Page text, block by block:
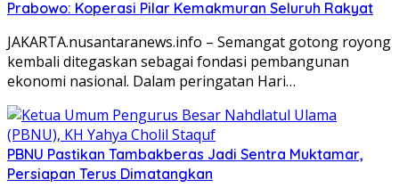
Prabowo: Koperasi Pilar Kemakmuran Seluruh Rakyat
JAKARTA.nusantaranews.info – Semangat gotong royong
kembali ditegaskan sebagai fondasi pembangunan
ekonomi nasional. Dalam peringatan Hari…
PBNU Pastikan Tambakberas Jadi Sentra Muktamar,
Persiapan Terus Dimatangkan